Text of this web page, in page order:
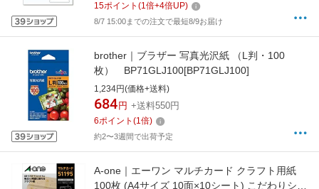
15ポイント (1倍+4倍UP)
8/7 15:00までの注文で最短8/9お届け
brother｜ブラザー 写真光沢紙 （L判・100
枚） BP71GLJ100[BP71GLJ100]
1,234円(価格+送料)
684 円 +送料550円
6ポイント (1倍)
約2〜3週間で出荷予定
A-one｜エーワン マルチカード クラフト用紙
100枚 (A4サイズ 10面×10シート) こだわりシリ